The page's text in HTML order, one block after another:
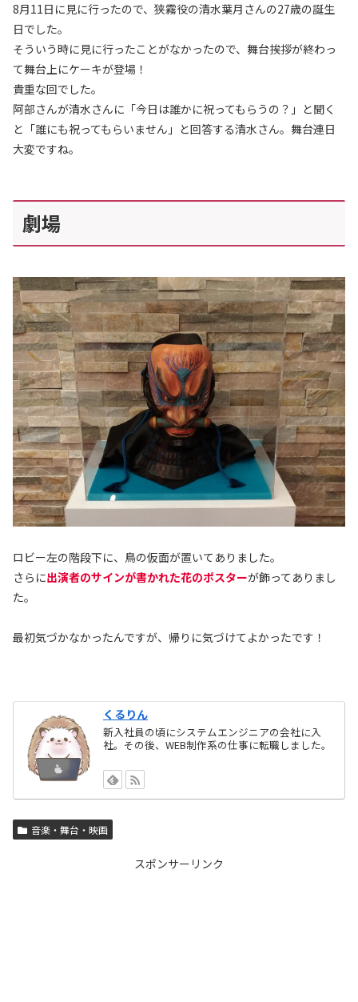
8月11日に見に行ったので、狭霧役の清水葉月さんの27歳の誕生
日でした。
そういう時に見に行ったことがなかったので、舞台挨拶が終わっ
て舞台上にケーキが登場！
貴重な回でした。
阿部さんが清水さんに「今日は誰かに祝ってもらうの？」と聞く
と「誰にも祝ってもらいません」と回答する清水さん。舞台連日
大変ですね。
劇場
ロビー左の階段下に、鳥の仮面が置いてありました。
さらに出演者のサインが書かれた花のポスターが飾ってありまし
た。
最初気づかなかったんですが、帰りに気づけてよかったです！
くるりん
新入社員の頃にシステムエンジニアの会社に入
社。その後、WEB制作系の仕事に転職しました。
音楽・舞台・映画
スポンサーリンク